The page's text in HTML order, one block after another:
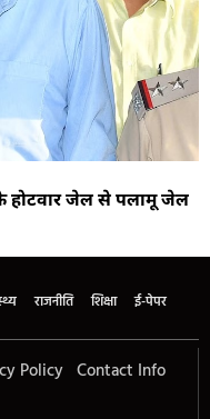
होटवार जेल से पलामू जेल
राजनीति शिक्षा ई-पेपर
Policy Contact Info